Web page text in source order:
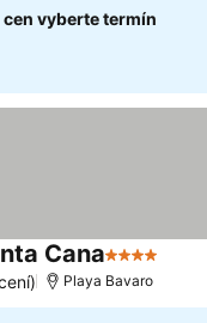
vyberte termín
Cana4 Počet
Playa Bavaro